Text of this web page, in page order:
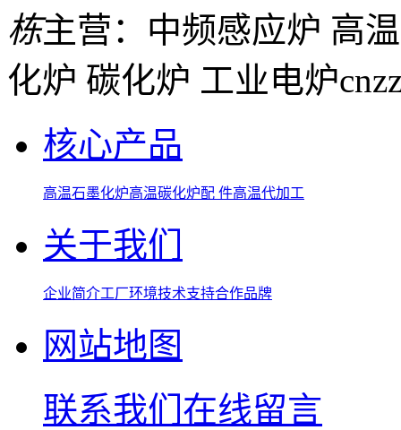
栋主营：中频感应炉 高
化炉 碳化炉 工业电炉
核心产品
高温石墨化炉高温碳化炉配 件高温代加工
关于我们
企业简介工厂环境技术支持合作品牌
网站地图
联系我们 在线留言